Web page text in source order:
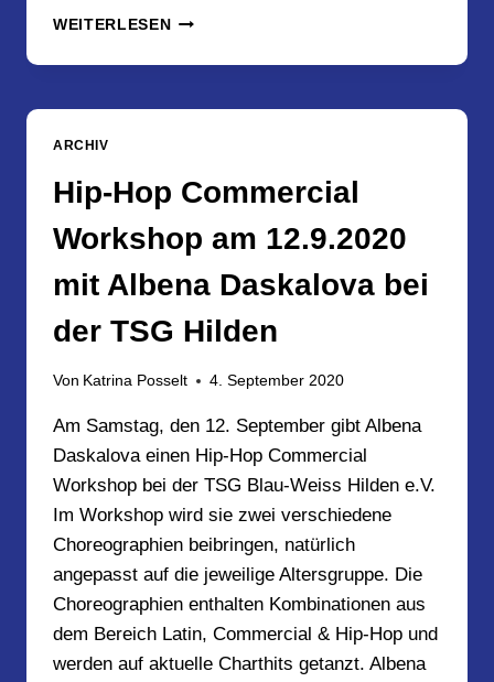
WEITERLESENKOSTENLOSE
KINDERTANZPARTY
MICHI
AM
22.
2021
15
UHR
ARCHIV
Hip-Hop Commercial
Workshop am 12.9.2020
mit Albena Daskalova bei
der TSG Hilden
Von Katrina Posselt 4. September 2020
Am Samstag, den 12. September gibt Albena
Daskalova einen Hip-Hop Commercial
Workshop bei der TSG Blau-Weiss Hilden e.V.
Im Workshop wird sie zwei verschiedene
Choreographien beibringen, natürlich
angepasst auf die jeweilige Altersgruppe. Die
Choreographien enthalten Kombinationen aus
dem Bereich Latin, Commercial & Hip-Hop und
werden auf aktuelle Charthits getanzt. Albena